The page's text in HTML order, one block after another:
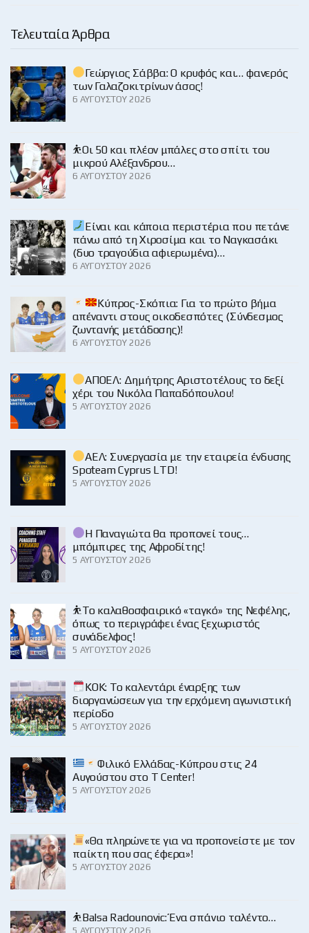
Τελευταία Άρθρα
Γεώργιος Σάββα: Ο κρυφός και… φανερός
των Γαλαζοκιτρίνων άσος!
6 ΑΥΓΟΎΣΤΟΥ 2026
⛹️Οι 50 και πλέον μπάλες στο σπίτι του
μικρού Αλέξανδρου…
6 ΑΥΓΟΎΣΤΟΥ 2026
Είναι και κάποια περιστέρια που πετάνε
πάνω από τη Χιροσίμα και το Ναγκασάκι
(δυο τραγούδια αφιερωμένα)…
6 ΑΥΓΟΎΣΤΟΥ 2026
Κύπρος-Σκόπια: Για το πρώτο βήμα
απέναντι στους οικοδεσπότες (Σύνδεσμος
ζωντανής μετάδοσης)!
6 ΑΥΓΟΎΣΤΟΥ 2026
ΑΠΟΕΛ: Δημήτρης Αριστοτέλους το δεξί
χέρι του Νικόλα Παπαδόπουλου!
5 ΑΥΓΟΎΣΤΟΥ 2026
ΑΕΛ: Συνεργασία με την εταιρεία ένδυσης
Spoteam Cyprus LTD!
5 ΑΥΓΟΎΣΤΟΥ 2026
Η Παναγιώτα θα προπονεί τους…
μπόμπιρες της Αφροδίτης!
5 ΑΥΓΟΎΣΤΟΥ 2026
⛹️‍Το καλαθοσφαιρικό «ταγκό» της Νεφέλης,
όπως το περιγράφει ένας ξεχωριστός
συνάδελφος!
5 ΑΥΓΟΎΣΤΟΥ 2026
KOK: Το καλεντάρι έναρξης των
διοργανώσεων για την ερχόμενη αγωνιστική
περίοδο
5 ΑΥΓΟΎΣΤΟΥ 2026
Φιλικό Ελλάδας-Κύπρου στις 24
Αυγούστου στο Τ Center!
5 ΑΥΓΟΎΣΤΟΥ 2026
«Θα πληρώνετε για να προπονείστε με τον
παίκτη που σας έφερα»!
5 ΑΥΓΟΎΣΤΟΥ 2026
⛹️Balsa Radounovic: Ένα σπάνιο ταλέντο…
5 ΑΥΓΟΎΣΤΟΥ 2026